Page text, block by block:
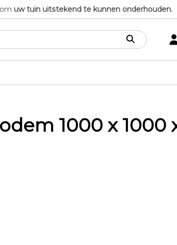
uw tuin uitstekend te kunnen onderhouden.
1000 x 1000